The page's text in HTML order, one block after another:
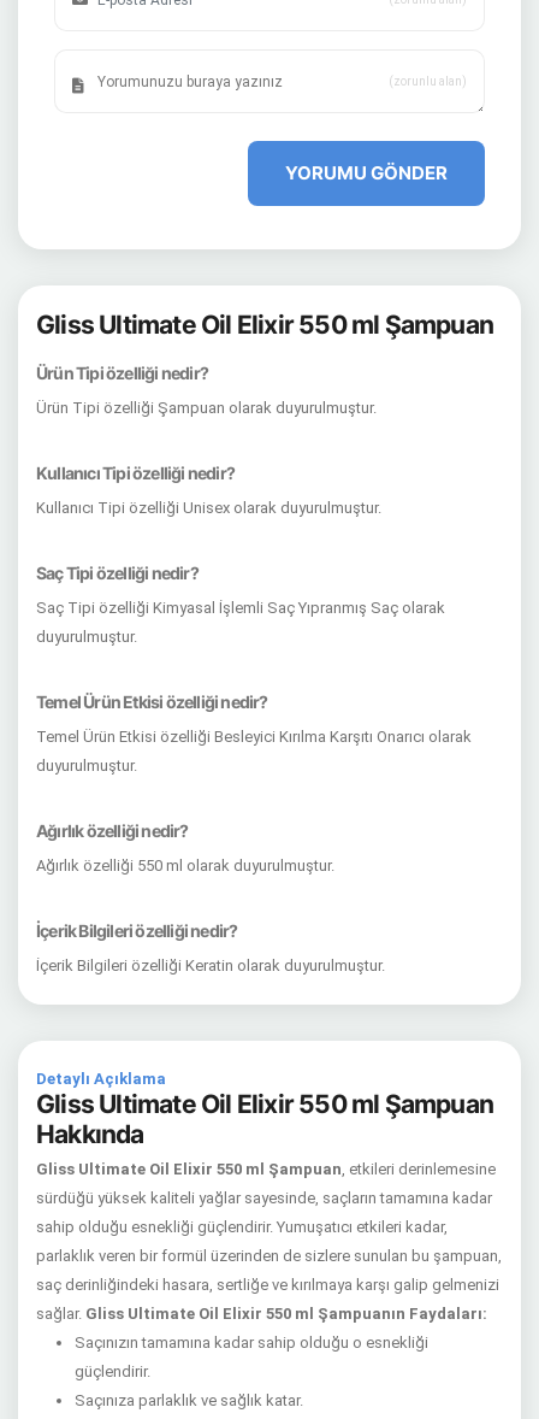
(zorunlu alan)
YORUMU GÖNDER
Gliss Ultimate Oil Elixir 550 ml Şampuan
Ürün Tipi özelliği nedir?
Ürün Tipi özelliği Şampuan olarak duyurulmuştur.
Kullanıcı Tipi özelliği nedir?
Kullanıcı Tipi özelliği Unisex olarak duyurulmuştur.
Saç Tipi özelliği nedir?
Saç Tipi özelliği Kimyasal İşlemli Saç Yıpranmış Saç olarak
duyurulmuştur.
Temel Ürün Etkisi özelliği nedir?
Temel Ürün Etkisi özelliği Besleyici Kırılma Karşıtı Onarıcı olarak
duyurulmuştur.
Ağırlık özelliği nedir?
Ağırlık özelliği 550 ml olarak duyurulmuştur.
İçerik Bilgileri özelliği nedir?
İçerik Bilgileri özelliği Keratin olarak duyurulmuştur.
Detaylı Açıklama
Gliss Ultimate Oil Elixir 550 ml Şampuan
Hakkında
Gliss Ultimate Oil Elixir 550 ml Şampuan, etkileri derinlemesine
sürdüğü yüksek kaliteli yağlar sayesinde, saçların tamamına kadar
sahip olduğu esnekliği güçlendirir. Yumuşatıcı etkileri kadar,
parlaklık veren bir formül üzerinden de sizlere sunulan bu şampuan,
saç derinliğindeki hasara, sertliğe ve kırılmaya karşı galip gelmenizi
sağlar. Gliss Ultimate Oil Elixir 550 ml Şampuanın Faydaları:
Saçınızın tamamına kadar sahip olduğu o esnekliği
güçlendirir.
Saçınıza parlaklık ve sağlık katar.